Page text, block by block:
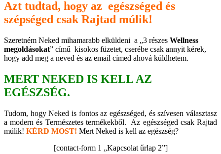
Azt tudtad, hogy az egészséged és
szépséged csak Rajtad múlik!
Szeretném Neked mihamarabb elküldeni a „3 részes Wellness
megoldásokat” című kisokos füzetet, cserébe csak annyit kérek,
hogy add meg a neved és az email címed ahová küldhetem.
MERT NEKED IS KELL AZ
EGÉSZSÉG.
Tudom, hogy Neked is fontos az egészséged, és szívesen választasz
a modern és Természetes termékekből. Az egészséged csak Rajtad
múlik! KÉRD MOST! Mert Neked is kell az egészség?
[contact-form 1 „Kapcsolat űrlap 2”]